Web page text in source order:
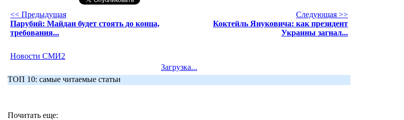
<< Предыдущая
Парубий: Майдан будет стоять до конца,
требования...
Следующая >>
Коктейль Януковича: как президент
Украины загнал...
Новости СМИ2
Загрузка...
ТОП 10: самые читаемые статьи
Почитать еще: